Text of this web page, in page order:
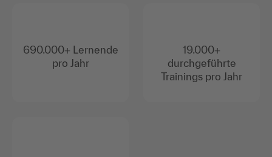
690.000+ Lernende
pro Jahr
19.000+
durchgeführte
Trainings pro Jahr